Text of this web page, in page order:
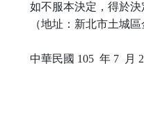
如不服本決定，得於
（地址：新北市土城